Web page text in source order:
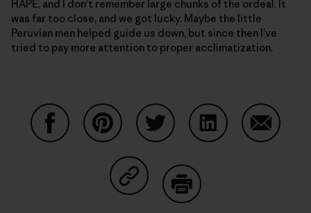
HAPE, and I don’t remember large chunks of the ordeal. It
was far too close, and we got lucky. Maybe the little
Peruvian men helped guide us down, but since then I’ve
tried to pay more attention to proper acclimatization.
Condividi su Copy Link